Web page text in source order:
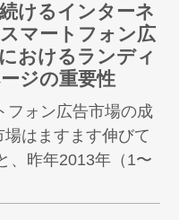
けるインターネ
マートフォン広
おけるランディ
ジの重要性
ォン広告市場の成
はますます伸びて
、昨年2013年（1〜